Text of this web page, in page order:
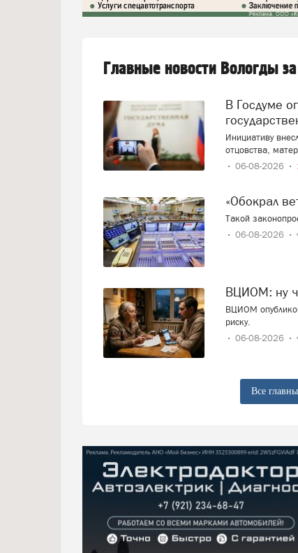
Главные новости Вологды
В Госдуме опять предложили заменить ЕГЭ
Инициативу
отцовства,
06-08-2026
«Обокрал
Такой
06-08-2026
ВЦИОМ: ну
ВЦИОМ
риску.
06-08-2026
Все